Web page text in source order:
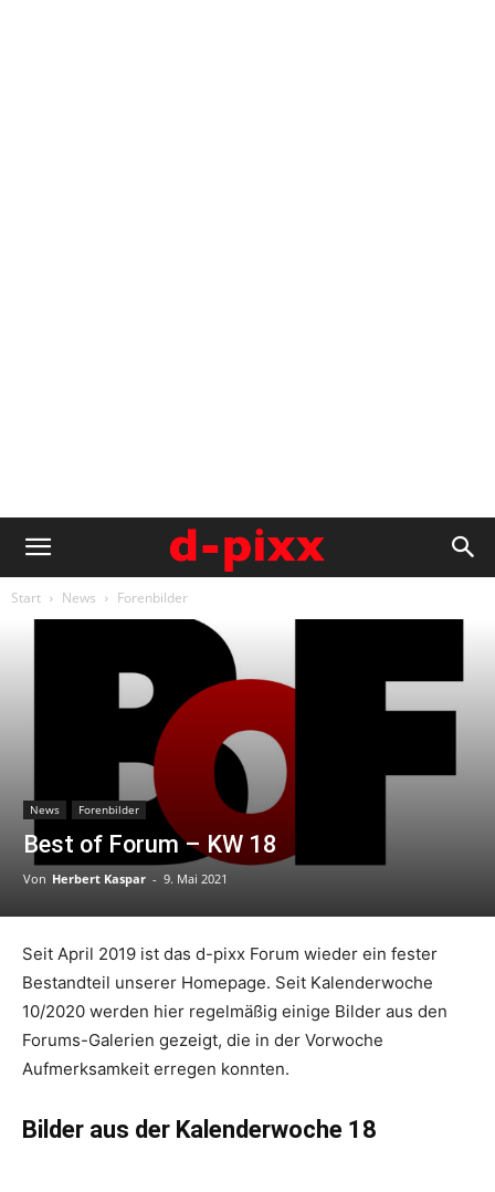
Start News Forenbilder
News Forenbilder
Best of Forum – KW 18
Von Herbert Kaspar - 9. Mai 2021
Seit April 2019 ist das d-pixx Forum wieder ein fester
Bestandteil unserer Homepage. Seit Kalenderwoche
10/2020 werden hier regelmäßig einige Bilder aus den
Forums-Galerien gezeigt, die in der Vorwoche
Aufmerksamkeit erregen konnten.
Bilder aus der Kalenderwoche 18